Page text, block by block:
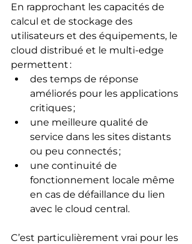
En rapprochant les capacités de
calcul et de stockage des
utilisateurs et des équipements, le
cloud distribué et le multi‑edge
permettent :
des temps de réponse
améliorés pour les applications
critiques ;
une meilleure qualité de
service dans les sites distants
ou peu connectés ;
une continuité de
fonctionnement locale même
en cas de défaillance du lien
avec le cloud central.
C’est particulièrement vrai pour les